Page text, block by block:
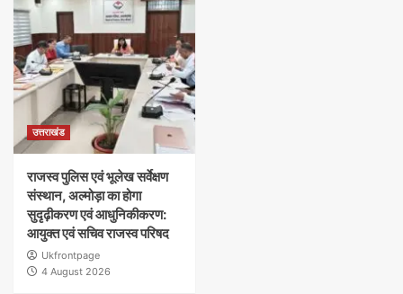
उत्तराखंड
राजस्व पुलिस एवं भूलेख सर्वेक्षण
संस्थान, अल्मोड़ा का होगा
सुदृढ़ीकरण एवं आधुनिकीकरण:
आयुक्त एवं सचिव राजस्व परिषद
Ukfrontpage
4 August 2026